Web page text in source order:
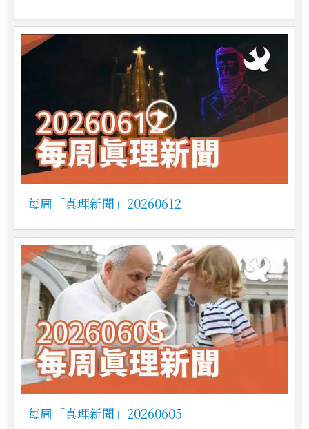
每周「真理新聞」20260612
每周「真理新聞」20260605